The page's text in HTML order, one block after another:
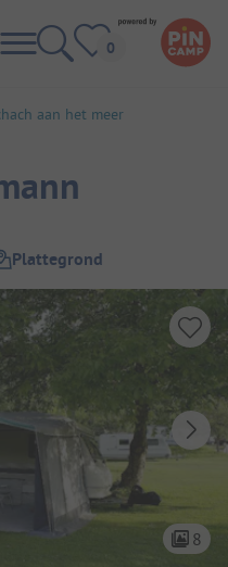
aan het meer
Plattegrond
8